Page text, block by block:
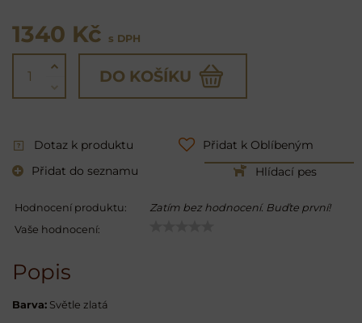
1340 Kč s DPH
DO KOŠÍKU
Dotaz k produktu
Přidat k Oblíbeným
Přidat do seznamu
Hlídací pes
Hodnocení produktu:
Zatím bez hodnocení. Buďte první!
Vaše hodnocení:
Popis
Barva: Světle zlatá